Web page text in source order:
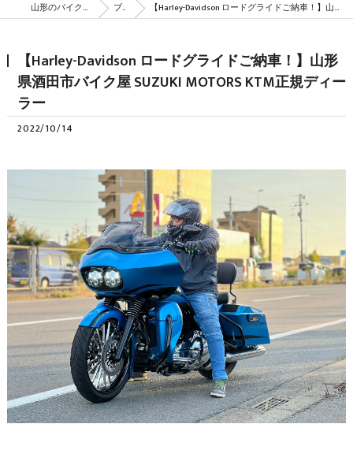
山形のバイクはBeSTAR株式会社 ブログ 【Harley-Davidson ロードグライドご納車！】山形県酒田市バイク屋 SUZUKI MOTORS KTM正規ディーラー
【Harley-Davidson ロードグライドご納車！】山形
県酒田市バイク屋 SUZUKI MOTORS KTM正規ディー
ラー
2022/10/14